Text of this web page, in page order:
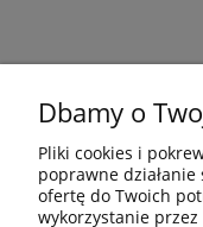
Dbamy o
Pliki cookies i
poprawne
ofertę do Twoich
wykorzystanie